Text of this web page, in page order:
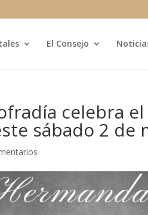
El Consejo
celebra el
sábado 2 de